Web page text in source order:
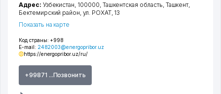
Код страны: +998
E-mail: 2482003@energopribor.uz
https://energopribor.uz/ru/
+99871 ...Позвонить
Адрес: Узбекистан, 100000, Ташкентская область Ташкент
Бектемирский район ,ул. РОХАТ, 13
Показать на карте